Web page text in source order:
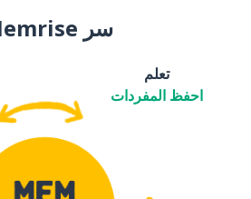
سر Memrise
تعلم
احفظ المفردات